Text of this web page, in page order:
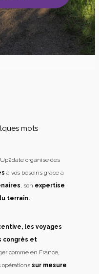
mots
organise des
à vos besoins grâce à
, son expertise
terrain.
les voyages
congrès et
comme en France,
opérations sur mesure